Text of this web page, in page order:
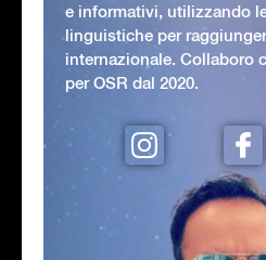
e informativi, utilizzando
linguistiche per
internazionale. Collaboro
per OSR dal 2020.